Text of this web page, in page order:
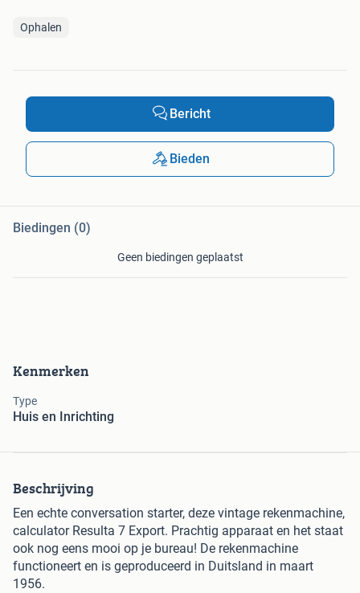
Kenmerken
Type
Huis en Inrichting
Beschrijving
Een echte conversation starter, deze vintage rekenmachine,
calculator Resulta 7 Export. Prachtig apparaat en het staat
ook nog eens mooi op je bureau! De rekenmachine
functioneert en is geproduceerd in Duitsland in maart
1956.
Ophalen
Bericht
Bieden
Biedingen (0)
Geen biedingen geplaatst